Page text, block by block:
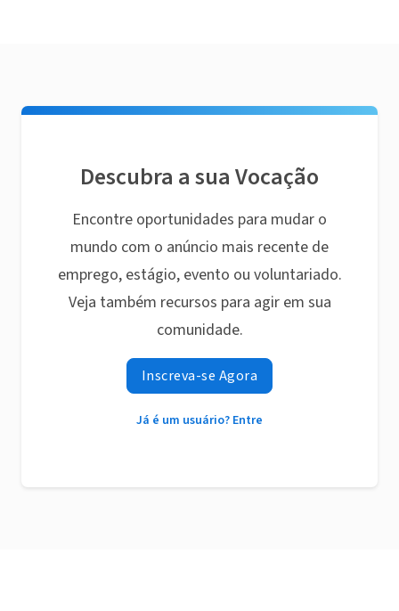
Descubra a sua Vocação
Encontre oportunidades para mudar o
mundo com o anúncio mais recente de
emprego, estágio, evento ou voluntariado.
Veja também recursos para agir em sua
comunidade.
Inscreva-se Agora
Já é um usuário? Entre